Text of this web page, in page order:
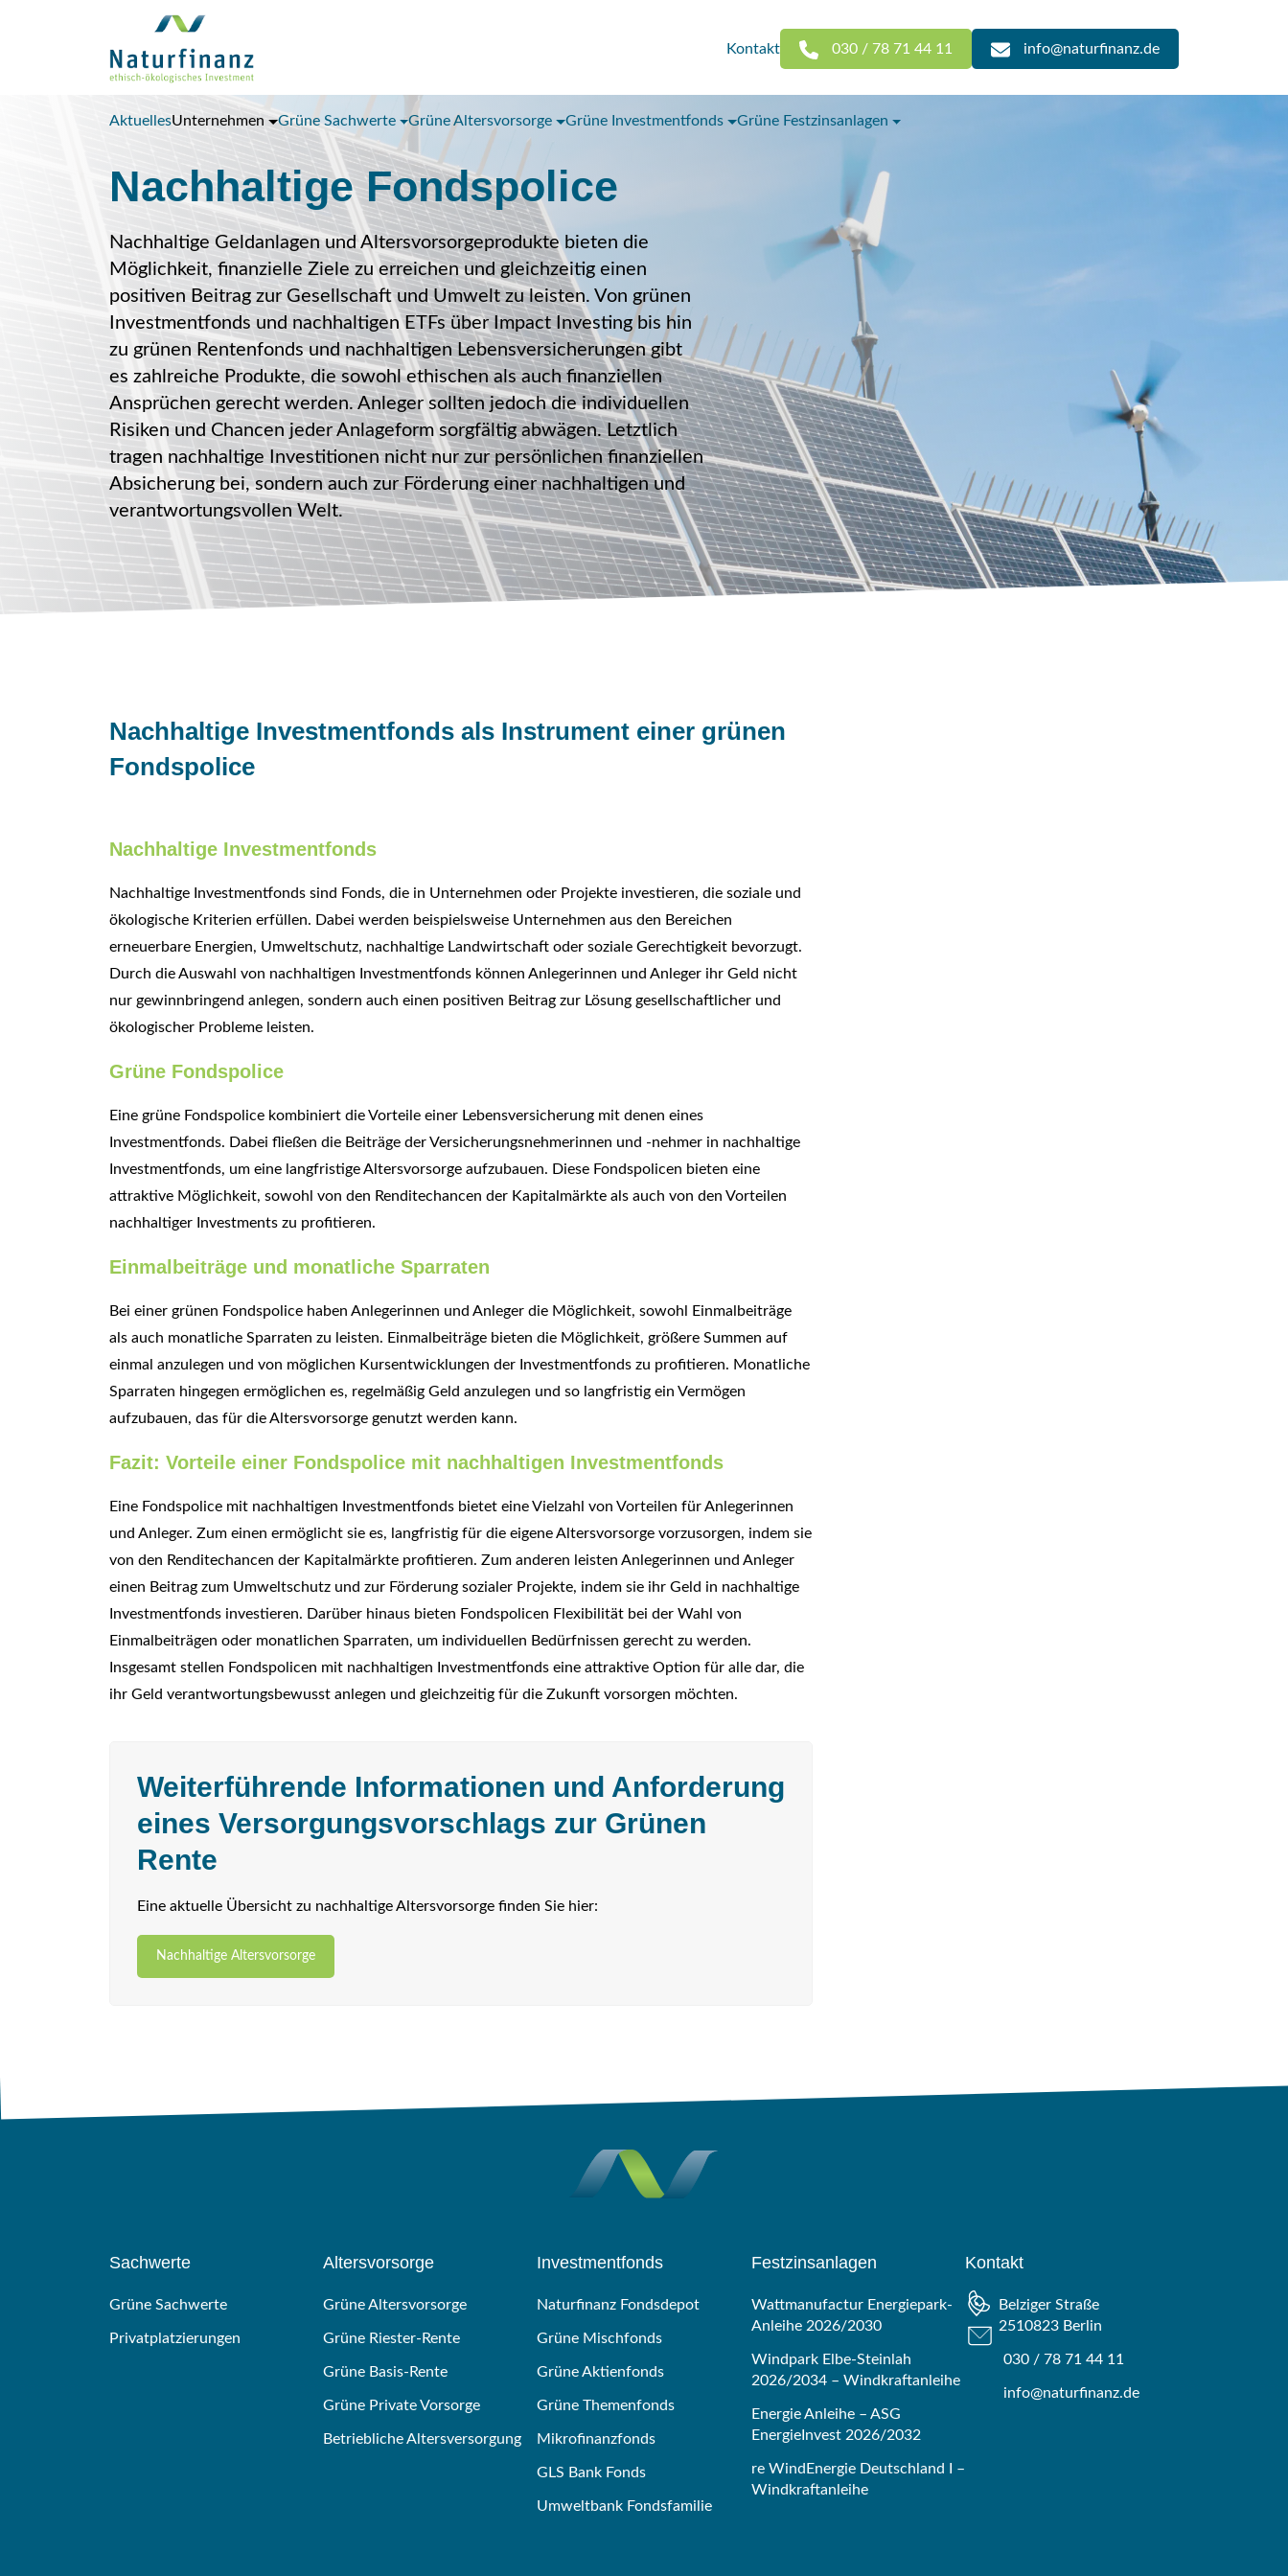
Kontakt 030 / 78 71 44 11 info@naturfinanz.de
AktuellesUnternehmen Grüne Sachwerte Grüne Altersvorsorge Grüne Investmentfonds Grüne Festzinsanlagen
Nachhaltige Fondspolice
Nachhaltige Geldanlagen und Altersvorsorgeprodukte bieten die
Möglichkeit, finanzielle Ziele zu erreichen und gleichzeitig einen
positiven Beitrag zur Gesellschaft und Umwelt zu leisten. Von grünen
Investmentfonds und nachhaltigen ETFs über Impact Investing bis hin
zu grünen Rentenfonds und nachhaltigen Lebensversicherungen gibt
es zahlreiche Produkte, die sowohl ethischen als auch finanziellen
Ansprüchen gerecht werden. Anleger sollten jedoch die individuellen
Risiken und Chancen jeder Anlageform sorgfältig abwägen. Letztlich
tragen nachhaltige Investitionen nicht nur zur persönlichen finanziellen
Absicherung bei, sondern auch zur Förderung einer nachhaltigen und
verantwortungsvollen Welt.
Nachhaltige Investmentfonds als Instrument einer grünen
Fondspolice
Nachhaltige Investmentfonds
Nachhaltige Investmentfonds sind Fonds, die in Unternehmen oder Projekte investieren, die soziale und
ökologische Kriterien erfüllen. Dabei werden beispielsweise Unternehmen aus den Bereichen
erneuerbare Energien, Umweltschutz, nachhaltige Landwirtschaft oder soziale Gerechtigkeit bevorzugt.
Durch die Auswahl von nachhaltigen Investmentfonds können Anlegerinnen und Anleger ihr Geld nicht
nur gewinnbringend anlegen, sondern auch einen positiven Beitrag zur Lösung gesellschaftlicher und
ökologischer Probleme leisten.
Grüne Fondspolice
Eine grüne Fondspolice kombiniert die Vorteile einer Lebensversicherung mit denen eines
Investmentfonds. Dabei fließen die Beiträge der Versicherungsnehmerinnen und -nehmer in nachhaltige
Investmentfonds, um eine langfristige Altersvorsorge aufzubauen. Diese Fondspolicen bieten eine
attraktive Möglichkeit, sowohl von den Renditechancen der Kapitalmärkte als auch von den Vorteilen
nachhaltiger Investments zu profitieren.
Einmalbeiträge und monatliche Sparraten
Bei einer grünen Fondspolice haben Anlegerinnen und Anleger die Möglichkeit, sowohl Einmalbeiträge
als auch monatliche Sparraten zu leisten. Einmalbeiträge bieten die Möglichkeit, größere Summen auf
einmal anzulegen und von möglichen Kursentwicklungen der Investmentfonds zu profitieren. Monatliche
Sparraten hingegen ermöglichen es, regelmäßig Geld anzulegen und so langfristig ein Vermögen
aufzubauen, das für die Altersvorsorge genutzt werden kann.
Fazit: Vorteile einer Fondspolice mit nachhaltigen Investmentfonds
Eine Fondspolice mit nachhaltigen Investmentfonds bietet eine Vielzahl von Vorteilen für Anlegerinnen
und Anleger. Zum einen ermöglicht sie es, langfristig für die eigene Altersvorsorge vorzusorgen, indem sie
von den Renditechancen der Kapitalmärkte profitieren. Zum anderen leisten Anlegerinnen und Anleger
einen Beitrag zum Umweltschutz und zur Förderung sozialer Projekte, indem sie ihr Geld in nachhaltige
Investmentfonds investieren. Darüber hinaus bieten Fondspolicen Flexibilität bei der Wahl von
Einmalbeiträgen oder monatlichen Sparraten, um individuellen Bedürfnissen gerecht zu werden.
Insgesamt stellen Fondspolicen mit nachhaltigen Investmentfonds eine attraktive Option für alle dar, die
ihr Geld verantwortungsbewusst anlegen und gleichzeitig für die Zukunft vorsorgen möchten.
Weiterführende Informationen und Anforderung
eines Versorgungsvorschlags zur Grünen
Rente
Eine aktuelle Übersicht zu nachhaltige Altersvorsorge finden Sie hier:
Nachhaltige Altersvorsorge
Sachwerte
Grüne Sachwerte
Privatplatzierungen
Altersvorsorge
Grüne Altersvorsorge
Grüne Riester-Rente
Grüne Basis-Rente
Grüne Private Vorsorge
Betriebliche Altersversorgung
Investmentfonds
Naturfinanz Fondsdepot
Grüne Mischfonds
Grüne Aktienfonds
Grüne Themenfonds
Mikrofinanzfonds
GLS Bank Fonds
Umweltbank Fondsfamilie
Festzinsanlagen
Wattmanufactur Energiepark-
Anleihe 2026/2030
Windpark Elbe-Steinlah
2026/2034 – Windkraftanleihe
Energie Anleihe – ASG
EnergieInvest 2026/2032
re WindEnergie Deutschland I –
Windkraftanleihe
Kontakt
Belziger Straße
2510823 Berlin
030 / 78 71 44 11
info@naturfinanz.de